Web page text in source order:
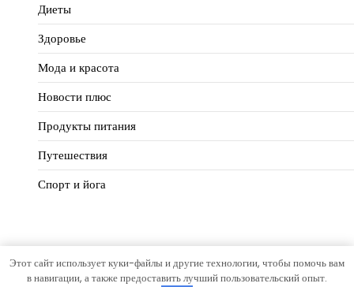
Диеты
Здоровье
Мода и красота
Новости плюс
Продукты питания
Путешествия
Спорт и йога
Copyright © 2026Идеальный балансТема Hourly News от
Этот сайт использует куки-файлы и другие технологии, чтобы помочь вам
в навигации, а также предоставить лучший пользовательский опыт.